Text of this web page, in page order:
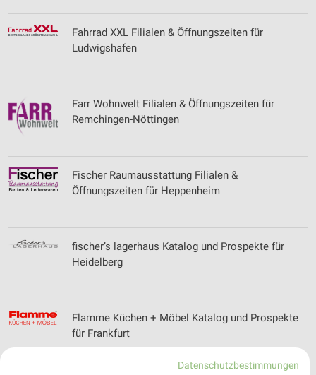
Fahrrad XXL Filialen & Öffnungszeiten für
Ludwigshafen
Farr Wohnwelt Filialen & Öffnungszeiten für
Remchingen-Nöttingen
Fischer Raumausstattung Filialen &
Öffnungszeiten für Heppenheim
fischer’s lagerhaus Katalog und Prospekte für
Heidelberg
Flamme Küchen + Möbel Katalog und Prospekte
für Frankfurt
Datenschutzbestimmungen